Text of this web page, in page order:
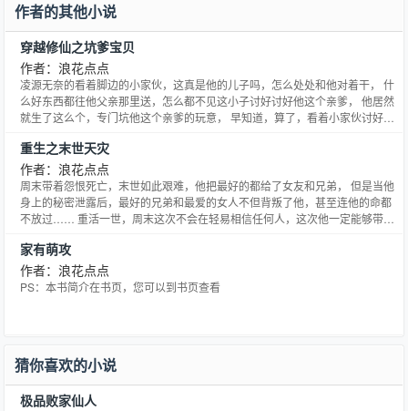
作者的其他小说
穿越修仙之坑爹宝贝
作者：浪花点点
凌源无奈的看着脚边的小家伙，这真是他的儿子吗，怎么处处和他对着干， 什
么好东西都往他父亲那里送，怎么都不见这小子讨好讨好他这个亲爹， 他居然
就生了这么个，专门坑他这个亲爹的玩意， 早知道，算了，看着小家伙讨好的
爹就让他坑吧，谁让他这个爹宝贝多，坑再多他也不心疼， 至少这小子知道肥
水不流外人田来着，也不算送给外人，好歹也是送给他
重生之末世天灾
作者：浪花点点
周末带着怨恨死亡，末世如此艰难，他把最好的都给了女友和兄弟， 但是当他
身上的秘密泄露后，最好的兄弟和最爱的女人不但背叛了他，甚至连他的命都
不放过…… 重活一世，周末这次不会在轻易相信任何人，这次他一定能够带着
家有萌攻
作者：浪花点点
PS：本书简介在书页，您可以到书页查看
猜你喜欢的小说
极品败家仙人